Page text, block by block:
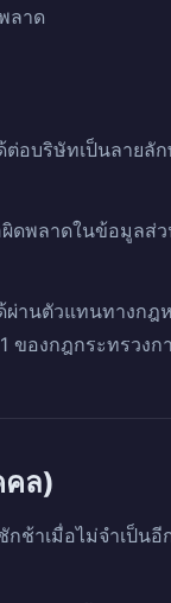
ลาด
อบริษัทเป็นลาย
ดพลาดในข้อมูลส่
ผ่านตัวแทนทางก
ของกฎกระทรว
คล)
าเมื่อไม่จำเป็นอี